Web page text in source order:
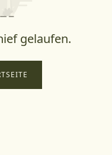
gelaufen.